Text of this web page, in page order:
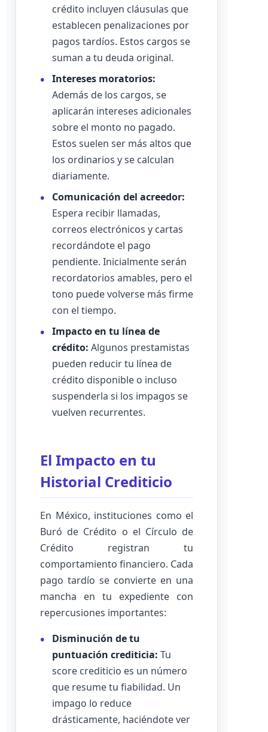
crédito incluyen cláusulas que
establecen penalizaciones por
pagos tardíos. Estos cargos se
suman a tu deuda original.
Intereses moratorios:
Además de los cargos, se
aplicarán intereses adicionales
sobre el monto no pagado.
Estos suelen ser más altos que
los ordinarios y se calculan
diariamente.
Comunicación del acreedor:
Espera recibir llamadas,
correos electrónicos y cartas
recordándote el pago
pendiente. Inicialmente serán
recordatorios amables, pero el
tono puede volverse más firme
con el tiempo.
Impacto en tu línea de
crédito: Algunos prestamistas
pueden reducir tu línea de
crédito disponible o incluso
suspenderla si los impagos se
vuelven recurrentes.
El Impacto en tu
Historial Crediticio
En México, instituciones como el
Buró de Crédito o el Círculo de
Crédito registran tu
comportamiento financiero. Cada
pago tardío se convierte en una
mancha en tu expediente con
repercusiones importantes:
Disminución de tu
puntuación crediticia: Tu
score crediticio es un número
que resume tu fiabilidad. Un
impago lo reduce
drásticamente, haciéndote ver